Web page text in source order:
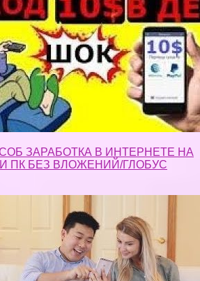
ЗАРАБОТКА В ИНТЕРНЕТЕ НА
ПК БЕЗ ВЛОЖЕНИЙ/ГЛОБУС